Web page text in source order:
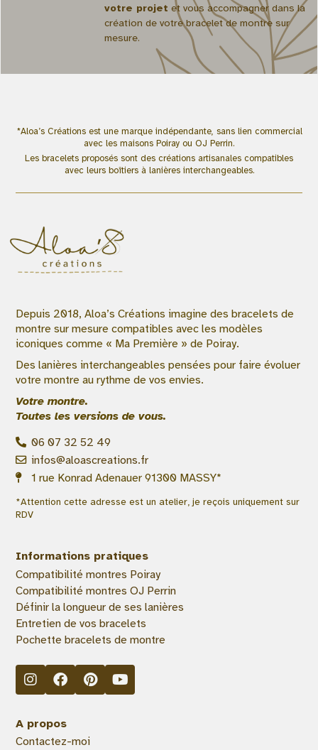
votre projet et vous accompagner dans la
création de votre bracelet de montre sur
mesure.
*Aloa’s Créations est une marque indépendante, sans lien commercial
avec les maisons Poiray ou OJ Perrin.
Les bracelets proposés sont des créations artisanales compatibles
avec leurs boîtiers à lanières interchangeables.
Depuis 2018, Aloa’s Créations imagine des bracelets de
montre sur mesure compatibles avec les modèles
iconiques comme « Ma Première » de Poiray.
Des lanières interchangeables pensées pour faire évoluer
votre montre au rythme de vos envies.
Votre montre.
Toutes les versions de vous.
06 07 32 52 49
infos@aloascreations.fr
1 rue Konrad Adenauer 91300 MASSY*
*Attention cette adresse est un atelier, je reçois uniquement sur
RDV
Informations pratiques
Compatibilité montres Poiray
Compatibilité montres OJ Perrin
Définir la longueur de ses lanières
Entretien de vos bracelets
Pochette bracelets de montre
A propos
Contactez-moi